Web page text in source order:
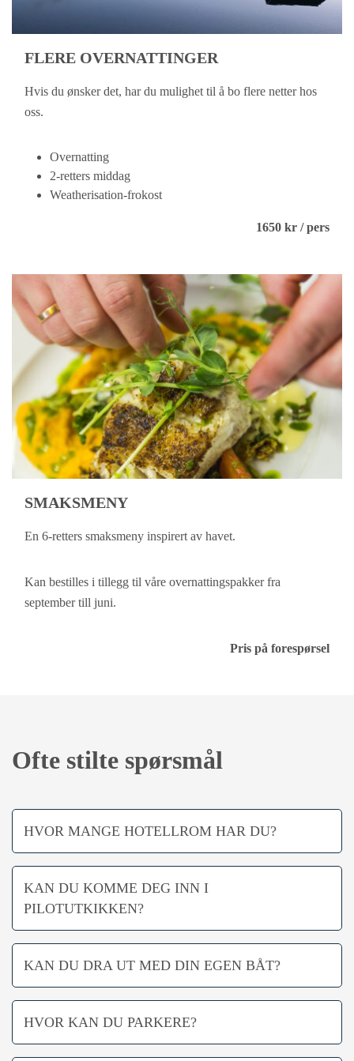
FLERE OVERNATTINGER
Hvis du ønsker det, har du mulighet til å bo flere netter hos
oss.
Overnatting
2-retters middag
Weatherisation-frokost
1650 kr / pers
SMAKSMENY
En 6-retters smaksmeny inspirert av havet.
Kan bestilles i tillegg til våre overnattingspakker fra
september till juni.
Pris på forespørsel
Ofte stilte spørsmål
HVOR MANGE HOTELLROM HAR DU?
KAN DU KOMME DEG INN I
PILOTUTKIKKEN?
KAN DU DRA UT MED DIN EGEN BÅT?
HVOR KAN DU PARKERE?